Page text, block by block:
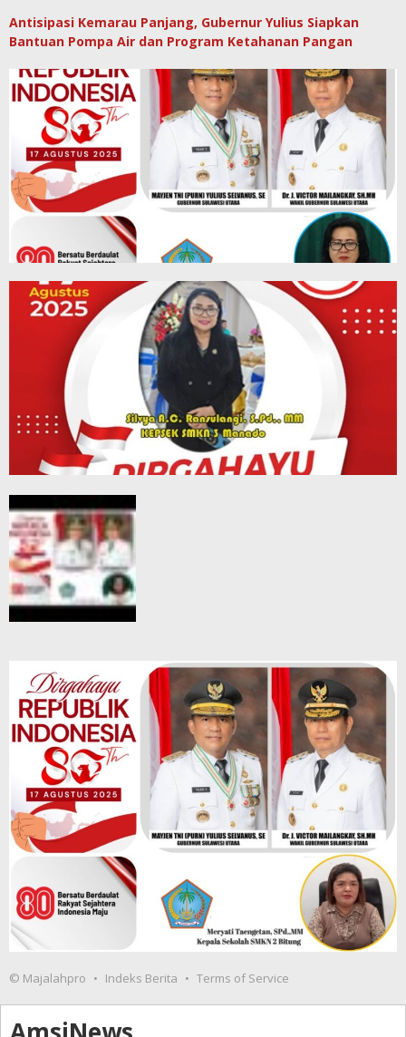
Antisipasi Kemarau Panjang, Gubernur Yulius Siapkan
Bantuan Pompa Air dan Program Ketahanan Pangan
© Majalahpro Indeks Berita Terms of Service